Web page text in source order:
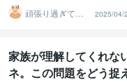
頑張り過ぎてい
る自分にご褒美
のお時間を♪
2025/04/
家族が理解してくれな
ネ。この問題をどう捉